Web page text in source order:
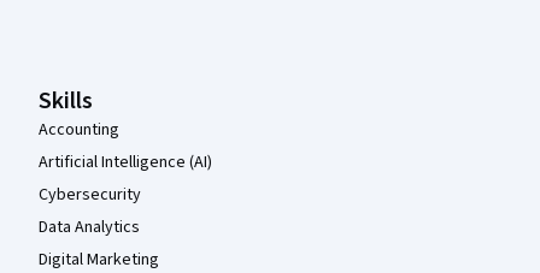
Skills
Accounting
Artificial Intelligence (AI)
Cybersecurity
Data Analytics
Digital Marketing